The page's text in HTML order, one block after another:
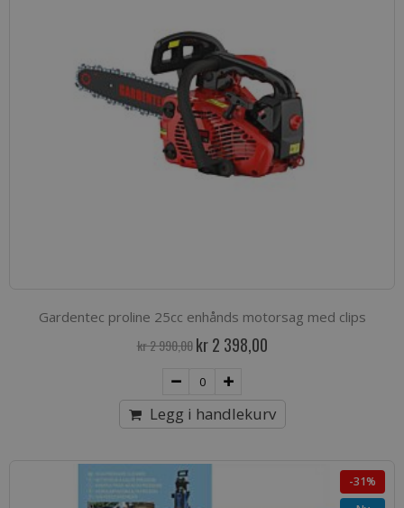
Gardentec proline 25cc enhånds motorsag med clips
kr 2 990,00 Spesialpris
kr 2 398,00
Legg i handlekurv
-31%